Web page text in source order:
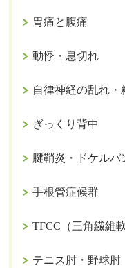
胃痛と腹痛
動悸・息切れ
自律神経の乱れ・
ぎっくり背中
腱鞘炎・ドケルバ
手根管症候群
TFCC（三角繊維
テニス肘・野球肘